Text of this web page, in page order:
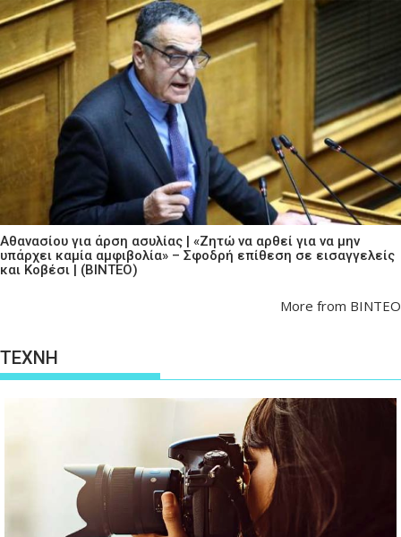
Αθανασίου για άρση ασυλίας | «Ζητώ να αρθεί για να μην
υπάρχει καμία αμφιβολία» – Σφοδρή επίθεση σε εισαγγελείς
και Κοβέσι | (ΒΙΝΤΕΟ)
More from ΒΙΝΤΕΟ
ΤΕΧΝΗ